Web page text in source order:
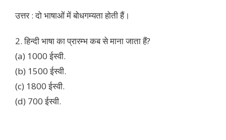
उत्तर : दो भाषाओं में बोधगम्यता होती हैं।
2. हिन्दी भाषा का प्रारम्भ कब से माना जाता हैं?
(a) 1000 ईस्वी.
(b) 1500 ईस्वी.
(c) 1800 ईस्वी.
(d) 700 ईस्वी.